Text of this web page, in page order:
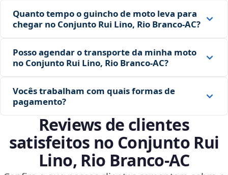
Quanto tempo o guincho de moto leva para
chegar no Conjunto Rui Lino, Rio Branco‑AC?
Posso agendar o transporte da minha moto
no Conjunto Rui Lino, Rio Branco‑AC?
Vocês trabalham com quais formas de
pagamento?
Reviews de clientes
satisfeitos no Conjunto Rui
Lino, Rio Branco‑AC